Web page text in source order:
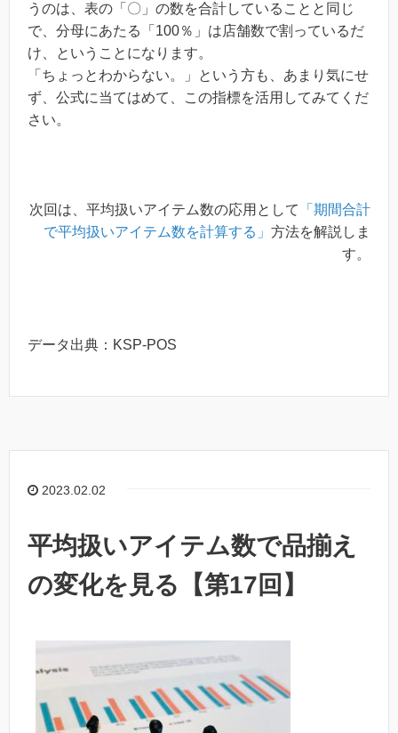
うのは、表の「〇」の数を合計していることと同じ
で、分母にあたる「100％」は店舗数で割っているだ
け、ということになります。
「ちょっとわからない。」という方も、あまり気にせ
ず、公式に当てはめて、この指標を活用してみてくだ
さい。
次回は、平均扱いアイテム数の応用として
「期間合計
で平均扱いアイテム数を計算する」 方法を解説しま
す。
データ出典：KSP-POS
2023.02.02
平均扱いアイテム数で品揃え
の変化を見る【第17回】